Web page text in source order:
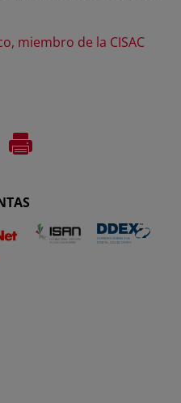
miembro de la CISAC